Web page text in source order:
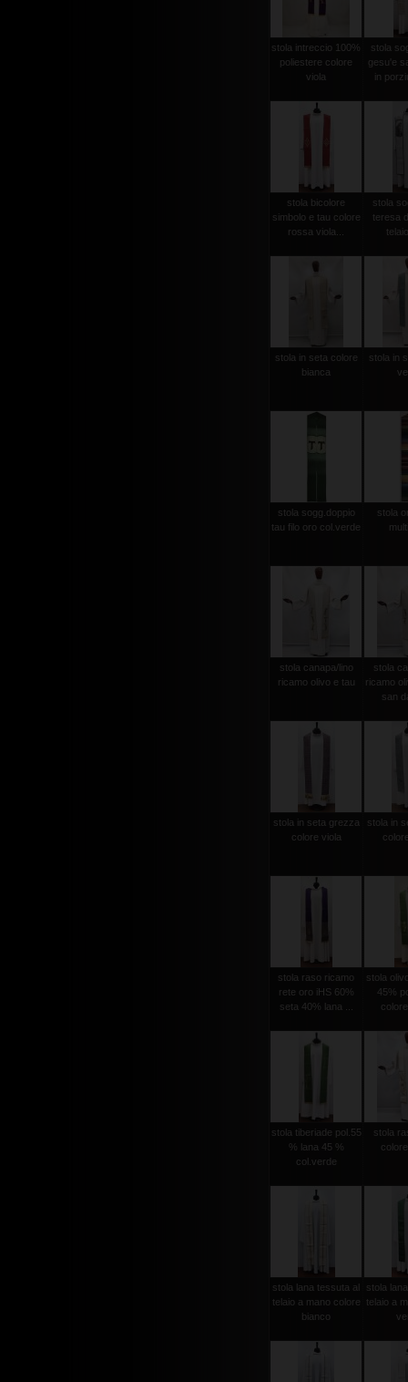
stola intreccio 100%
poliestere colore
viola
stola
gesu'e
in
stola bicolore
simbolo e tau colore
rossa viola...
stola
teresa
stola in seta colore
bianca
stola in
stola sogg.doppio
tau filo oro col.verde
stola
stola canapa/lino
ricamo olivo e tau
stola
ricamo
san
stola in seta grezza
colore viola
stola in
stola raso ricamo
rete oro iHS 60%
seta 40% lana ...
stola
45%
stola tiberiade pol.55
% lana 45 %
col.verde
stola
stola lana tessuta al
telaio a mano colore
bianco
stola
telaio a